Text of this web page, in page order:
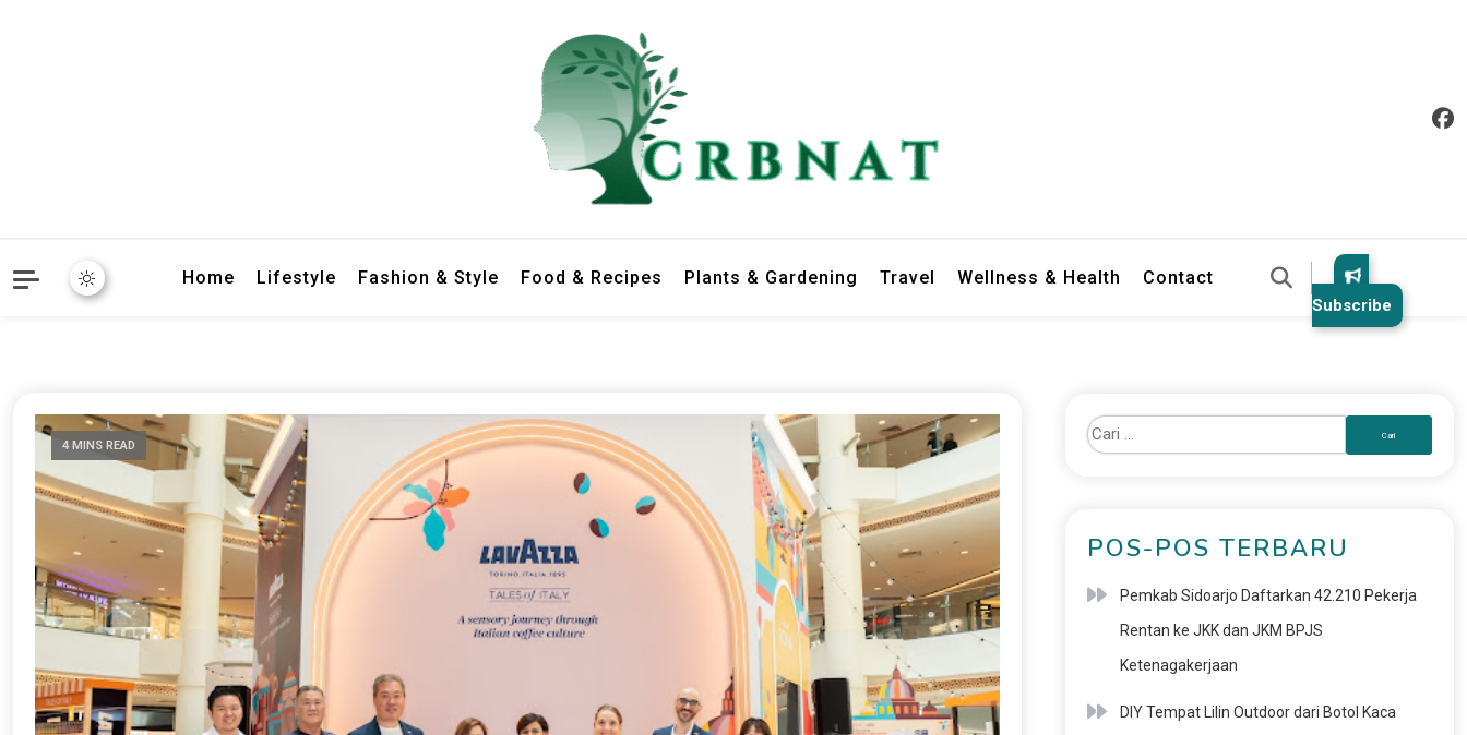
Home Lifestyle Fashion & Style Food & Recipes Plants & Gardening Travel Wellness & Health Contact
Subscribe
4 MINS READ
POS-POS TERBARU
Pemkab Sidoarjo Daftarkan 42.210 Pekerja
Rentan ke JKK dan JKM BPJS
Ketenagakerjaan
DIY Tempat Lilin Outdoor dari Botol Kaca